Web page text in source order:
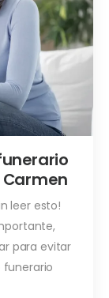
Carmen
leer esto!
para evitar
funerario